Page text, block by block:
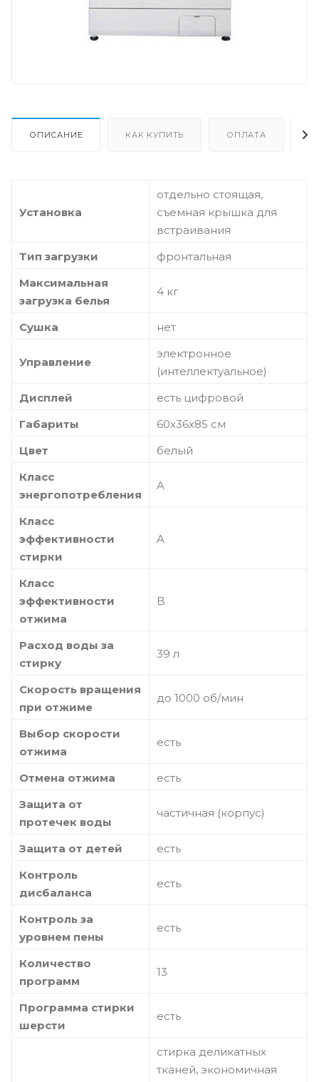
ОПИСАНИЕ КАК КУПИТЬ ОПЛАТА
Установка
отдельно стоящая,
съемная крышка для
встраивания
Тип загрузки
фронтальная
Максимальная
загрузка белья
4 кг
Сушка нет
Управление
электронное
(интеллектуальное)
Дисплей
есть цифровой
Габариты
60x36x85 см
Цвет
белый
Класс
энергопотребления
A
Класс
эффективности
стирки
A
Класс
эффективности
отжима
B
Расход воды за
стирку
39 л
Скорость вращения
при отжиме
до 1000 об/мин
Выбор скорости
отжима
есть
Отмена отжима
есть
Защита от
протечек воды
частичная (корпус)
Защита от детей
есть
Контроль
дисбаланса
есть
Контроль за
уровнем пены
есть
Количество
программ
13
Программа стирки
шерсти
есть
стирка деликатных
тканей, экономичная